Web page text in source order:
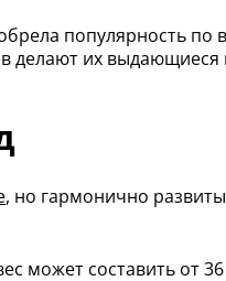
популярность по
делают их выдающиеся
, но гармонично
может составить от 36